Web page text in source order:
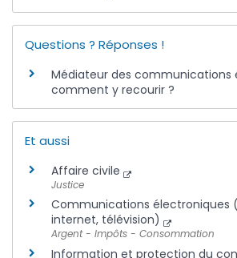
Questions ? Réponses !
Médiateur des communications
comment y recourir ?
Et aussi
Affaire civile
Justice
Communications électroniques
internet, télévision)
Argent - Impôts - Consommation
Information et protection du